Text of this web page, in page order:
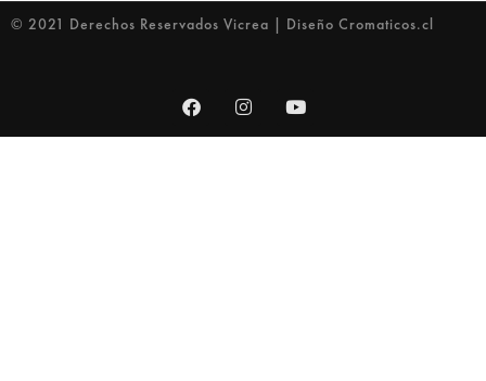
© 2021 Derechos Reservados Vicrea | Diseño Cromaticos.cl